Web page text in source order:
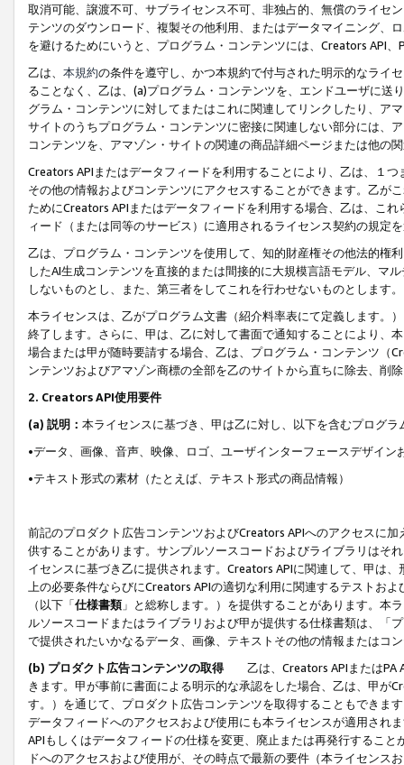
取消可能、譲渡不可、サブライセンス不可、非独占的、無償のライセ
テンツのダウンロード、複製その他利用、またはデータマイニング、
を避けるためにいうと、プログラム・コンテンツには、Creators API
乙は、 本規約の条件を遵守し、かつ本規約で付与された明示的なライ
ることなく、乙は、(a)プログラム・コンテンツを、エンドユーザに
グラム・コンテンツに対してまたはこれに関連してリンクしたり、ア
サイトのうちプログラム・コンテンツに密接に関連しない部分には、
コンテンツを、アマゾン・サイトの関連の商品詳細ページまたは他の
Creators APIまたはデータフィードを利用することにより、乙は、１
その他の情報およびコンテンツにアクセスすることができます。乙が
ためにCreators APIまたはデータフィードを利用する場合、乙は、こ
ィード（または同等のサービス）に適用されるライセンス契約の規定
乙は、プログラム・コンテンツを使用して、知的財産権その他法的権
したAI生成コンテンツを直接的または間接的に大規模言語モデル、マ
しないものとし、また、第三者をしてこれを行わせないものとします。
本ライセンスは、乙がプログラム文書（紹介料率表にて定義します。
終了します。さらに、甲は、乙に対して書面で通知することにより、
場合または甲が随時要請する場合、乙は、プログラム・コンテンツ（
ンテンツおよびアマゾン商標の全部を乙のサイトから直ちに除去、削
2. Creators API使用要件
(a) 説明： 本ライセンスに基づき、甲は乙に対し、以下を含むプログ
•データ、画像、音声、映像、ロゴ、ユーザインターフェースデザイ
•テキスト形式の素材（たとえば、テキスト形式の商品情報）
前記のプロダクト広告コンテンツおよびCreators APIへのアクセスに
供することがあります。サンプルソースコードおよびライブラリはそ
イセンスに基づき乙に提供されます。Creators APIに関連して、甲は
上の必要条件ならびにCreators APIの適切な利用に関連するテストお
（以下「仕様書類」と総称します。）を提供することがあります。本
ルソースコードまたはライブラリおよび甲が提供する仕様書類は、「
で提供されたいかなるデータ、画像、テキストその他の情報またはコ
(b) プロダクト広告コンテンツの取得
乙は、Creators APIまたはPA
きます。甲が事前に書面による明示的な承認をした場合、乙は、甲が
す。）を通じて、プロダクト広告コンテンツを取得することもできま
データフィードへのアクセスおよび使用にも本ライセンスが適用され
APIもしくはデータフィードの仕様を変更、廃止または再発行するこ
ドへのアクセスおよび使用が、その時点で最新の要件（本ライセン